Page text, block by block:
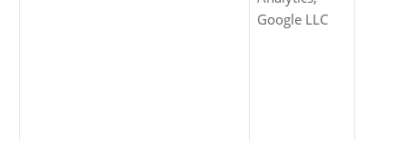
Google LLC